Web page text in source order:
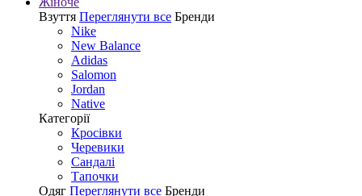
Взуття Переглянути все Бренди
Nike
New Balance
Adidas
Salomon
Jordan
Native
Категорії
Кросівки
Черевики
Сандалі
Tапочки
Одяг Переглянути все Бренди